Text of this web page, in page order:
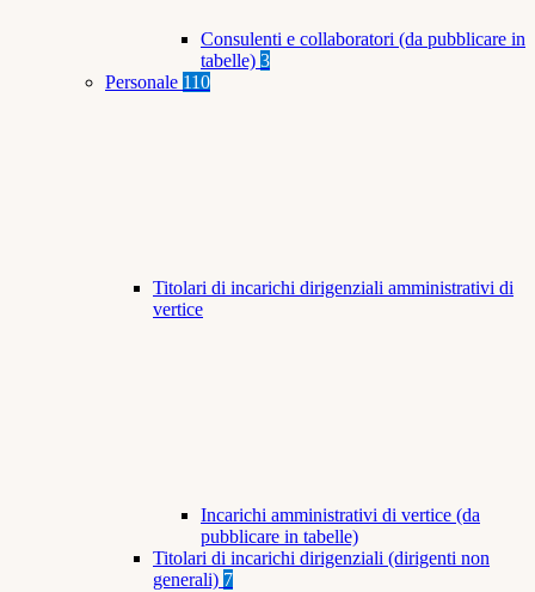
Consulenti e collaboratori (da pubblicare in
tabelle) 3
Personale 110
Titolari di incarichi dirigenziali amministrativi di
vertice
Incarichi amministrativi di vertice (da
pubblicare in tabelle)
Titolari di incarichi dirigenziali (dirigenti non
generali) 7